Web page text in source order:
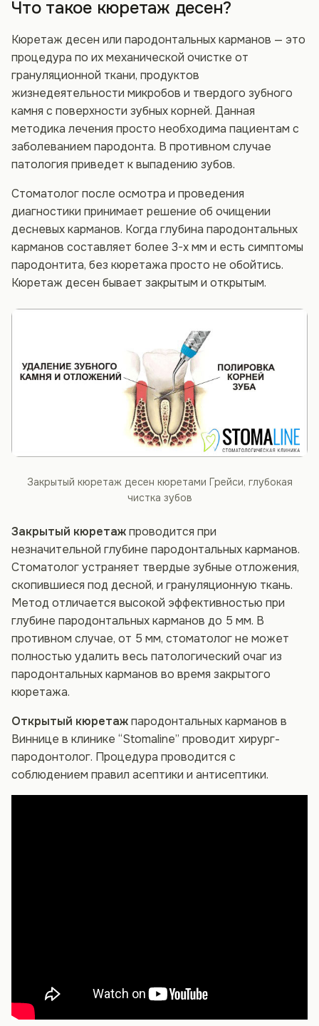
Что такое кюретаж десен?
Кюретаж десен или пародонтальных карманов — это
процедура по их механической очистке от
грануляционной ткани, продуктов
жизнедеятельности микробов и твердого зубного
камня с поверхности зубных корней. Данная
методика лечения просто необходима пациентам с
заболеванием пародонта. В противном случае
патология приведет к выпадению зубов.
Стоматолог после осмотра и проведения
диагностики принимает решение об очищении
десневых карманов. Когда глубина пародонтальных
карманов составляет более 3-х мм и есть симптомы
пародонтита, без кюретажа просто не обойтись.
Кюретаж десен бывает закрытым и открытым.
Закрытый кюретаж десен кюретами Грейси, глубокая
чистка зубов
Закрытый кюретажпроводится при
незначительной глубине пародонтальных карманов.
Стоматолог устраняет твердые зубные отложения,
скопившиеся под десной, и грануляционную ткань.
Метод отличается высокой эффективностью при
глубине пародонтальных карманов до 5 мм. В
противном случае, от 5 мм, стоматолог не может
полностью удалить весь патологический очаг из
пародонтальных карманов во время закрытого
кюретажа.
Открытый кюретажпародонтальных карманов в
Виннице в клинике “Stomaline” проводит хирург-
пародонтолог. Процедура проводится с
соблюдением правил асептики и антисептики.